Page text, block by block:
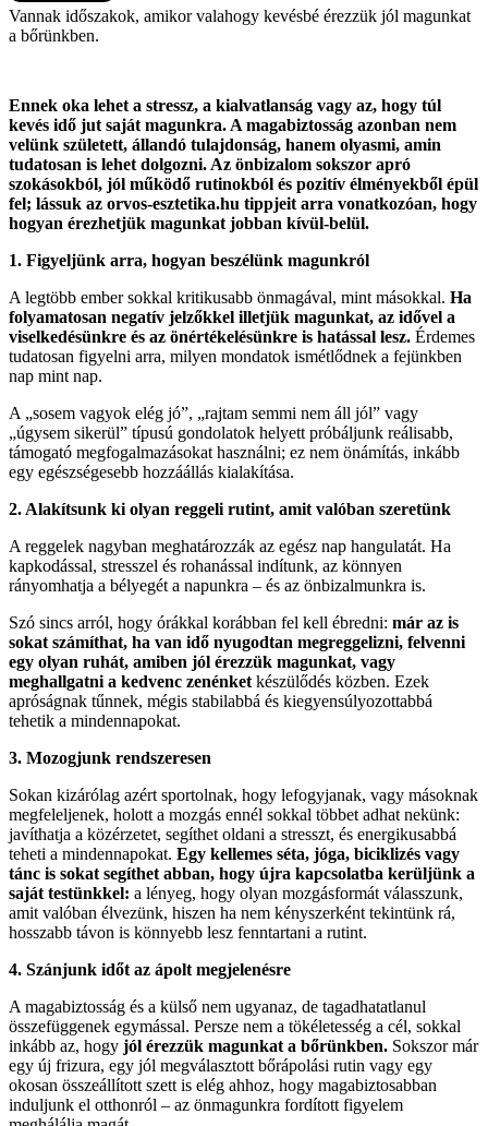
Vannak időszakok, amikor valahogy kevésbé érezzük jól magunkat
a bőrünkben.
Ennek oka lehet a stressz, a kialvatlanság vagy az, hogy túl
kevés idő jut saját magunkra. A magabiztosság azonban nem
velünk született, állandó tulajdonság, hanem olyasmi, amin
tudatosan is lehet dolgozni. Az önbizalom sokszor apró
szokásokból, jól működő rutinokból és pozitív élményekből épül
fel; lássuk az orvos-esztetika.hu tippjeit arra vonatkozóan, hogy
hogyan érezhetjük magunkat jobban kívül-belül.
1. Figyeljünk arra, hogyan beszélünk magunkról
A legtöbb ember sokkal kritikusabb önmagával, mint másokkal. Ha
folyamatosan negatív jelzőkkel illetjük magunkat, az idővel a
viselkedésünkre és az önértékelésünkre is hatással lesz. Érdemes
tudatosan figyelni arra, milyen mondatok ismétlődnek a fejünkben
nap mint nap.
A „sosem vagyok elég jó”, „rajtam semmi nem áll jól” vagy
„úgysem sikerül” típusú gondolatok helyett próbáljunk reálisabb,
támogató megfogalmazásokat használni; ez nem önámítás, inkább
egy egészségesebb hozzáállás kialakítása.
2. Alakítsunk ki olyan reggeli rutint, amit valóban szeretünk
A reggelek nagyban meghatározzák az egész nap hangulatát. Ha
kapkodással, stresszel és rohanással indítunk, az könnyen
rányomhatja a bélyegét a napunkra – és az önbizalmunkra is.
Szó sincs arról, hogy órákkal korábban fel kell ébredni: már az is
sokat számíthat, ha van idő nyugodtan megreggelizni, felvenni
egy olyan ruhát, amiben jól érezzük magunkat, vagy
meghallgatni a kedvenc zenénket készülődés közben. Ezek
apróságnak tűnnek, mégis stabilabbá és kiegyensúlyozottabbá
tehetik a mindennapokat.
3. Mozogjunk rendszeresen
Sokan kizárólag azért sportolnak, hogy lefogyjanak, vagy másoknak
megfeleljenek, holott a mozgás ennél sokkal többet adhat nekünk:
javíthatja a közérzetet, segíthet oldani a stresszt, és energikusabbá
teheti a mindennapokat. Egy kellemes séta, jóga, biciklizés vagy
tánc is sokat segíthet abban, hogy újra kapcsolatba kerüljünk a
saját testünkkel: a lényeg, hogy olyan mozgásformát válasszunk,
amit valóban élvezünk, hiszen ha nem kényszerként tekintünk rá,
hosszabb távon is könnyebb lesz fenntartani a rutint.
4. Szánjunk időt az ápolt megjelenésre
A magabiztosság és a külső nem ugyanaz, de tagadhatatlanul
összefüggenek egymással. Persze nem a tökéletesség a cél, sokkal
inkább az, hogy jól érezzük magunkat a bőrünkben. Sokszor már
egy új frizura, egy jól megválasztott bőrápolási rutin vagy egy
okosan összeállított szett is elég ahhoz, hogy magabiztosabban
induljunk el otthonról – az önmagunkra fordított figyelem